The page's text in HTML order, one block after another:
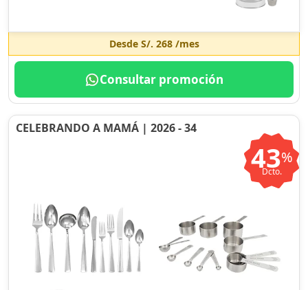
Desde S/. 268/mes
Consultar promoción
CELEBRANDO A MAMÁ | 2026 - 34
43%
Dcto.